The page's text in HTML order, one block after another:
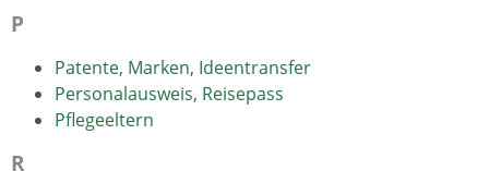
P
Patente, Marken, Ideentransfer
Personalausweis, Reisepass
Pflegeeltern
R